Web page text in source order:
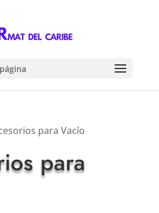
para Vacío
para